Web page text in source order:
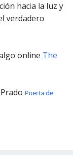
hacia la luz y
verdadero
online The
Puerta de